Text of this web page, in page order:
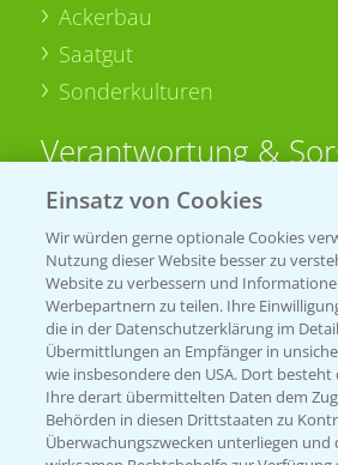
Ackerbau
Saatgut
Sonderkulturen
Verantwortung &
Sammelstellen und Termine
PRE - Chemikalien sicher
Sammelstellen und Termine
Kontakt & Notfall
Einsatz von Cookies
Wir würden gerne optionale Cookies
Nutzung dieser Website besser zu
Website zu verbessern und
Werbepartnern zu teilen. Ihre
die in der Datenschutzerklärung im
Übermittlungen an Empfänger in
wie insbesondere den USA. Dort besteht
Ihre derart übermittelten Daten dem
Behörden in diesen Drittstaaten zu
Überwachungszwecken unterliegen und